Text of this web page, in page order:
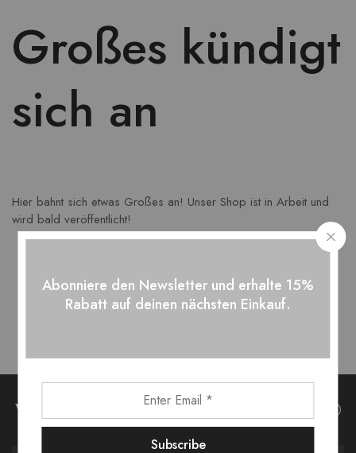
Großes kündigt
sich an
Hier bahnt sich etwas Großes an! Unser Shop ist in Arbeit und
wird bald veröffentlicht!
Abonniere den Newsletter und erhalte 15%
Rabatt auf deinen nächsten Einkauf.
Verpasse keine News bei Belleoptics®